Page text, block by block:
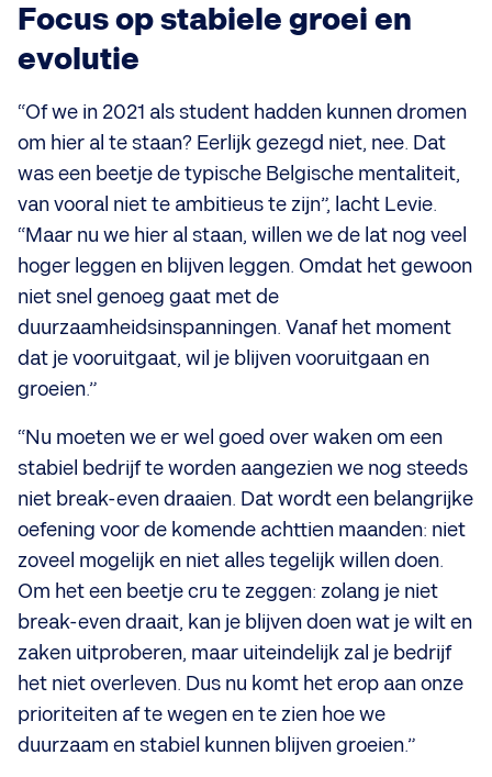
Focus op stabiele groei en
evolutie
“Of we in 2021 als student hadden kunnen dromen
om hier al te staan? Eerlijk gezegd niet, nee. Dat
was een beetje de typische Belgische mentaliteit,
van vooral niet te ambitieus te zijn”, lacht Levie.
“Maar nu we hier al staan, willen we de lat nog veel
hoger leggen en blijven leggen. Omdat het gewoon
niet snel genoeg gaat met de
duurzaamheidsinspanningen. Vanaf het moment
dat je vooruitgaat, wil je blijvenvooruitgaan en
groeien.”
“Nu moeten we er wel goed over waken om een
stabiel bedrijf te worden aangezien we nog steeds
niet break-even draaien. Dat wordt een belangrijke
oefening voor de komende achttien maanden: niet
zoveel mogelijk en niet alles tegelijk willen doen.
Om het een beetje cru te zeggen: zolang je niet
break-even draait, kan je blijven doen wat je wilt en
zaken uitproberen, maar uiteindelijk zal je bedrijf
het niet overleven. Dus nu komt het erop aan onze
prioriteiten af te wegen en te zien hoe we
duurzaam en stabiel kunnen blijven groeien.”